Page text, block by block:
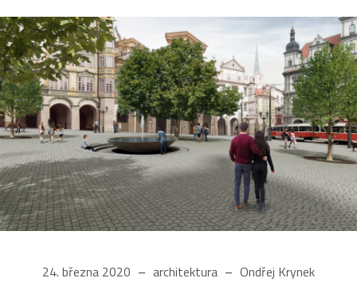
24. března 2020 architektura Ondřej Krynek